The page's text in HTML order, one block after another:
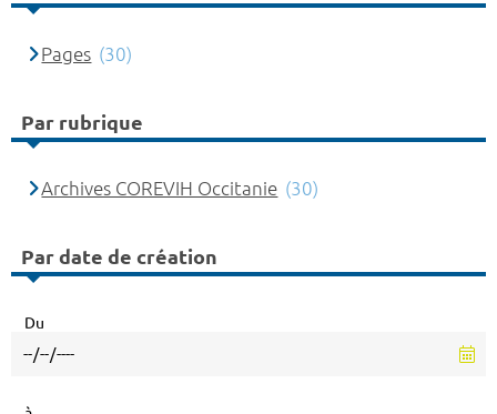
Pages (30)
Par rubrique
Archives COREVIH Occitanie (30)
Par date de création
Du